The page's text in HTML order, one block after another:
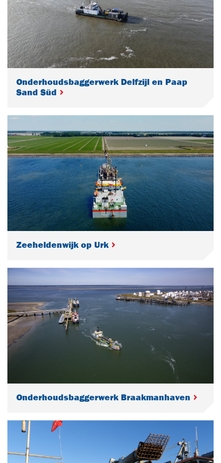
Onderhoudsbaggerwerk Delfzijl en Paap
Sand Süd
Zeeheldenwijk op Urk
Onderhoudsbaggerwerk Braakmanhaven